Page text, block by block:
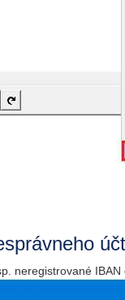
neregistrované IBAN